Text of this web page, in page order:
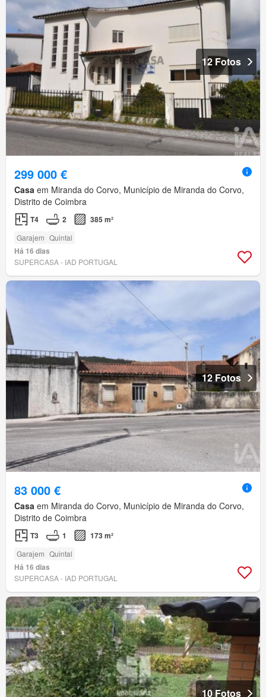
12 Fotos
299 000 €
Casa em Miranda do Corvo, Município de Miranda do Corvo,
Distrito de Coimbra
T4 2 385 m²
Garajem Quintal
Há 16 dias
SUPERCASA - IAD PORTUGAL
12 Fotos
83 000 €
Casa em Miranda do Corvo, Município de Miranda do Corvo,
Distrito de Coimbra
T3 1 173 m²
Garajem Quintal
Há 16 dias
SUPERCASA - IAD PORTUGAL
10 Fotos